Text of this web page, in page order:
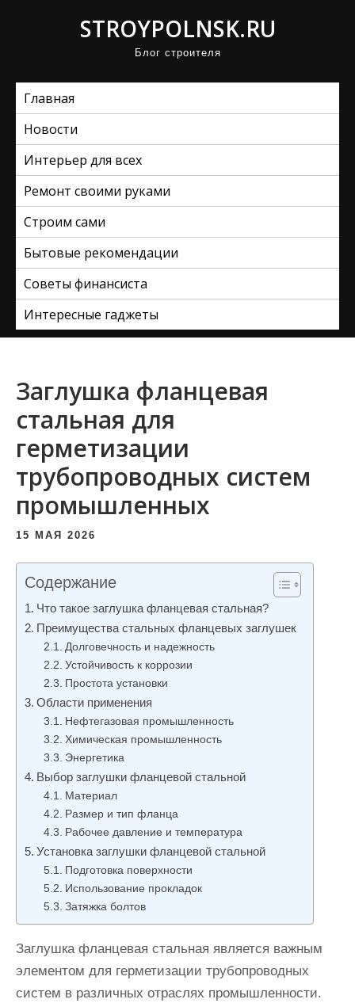
STROYPOLNSK.RU
Блог строителя
Главная
Новости
Интерьер для всех
Ремонт своими руками
Строим сами
Бытовые рекомендации
Советы финансиста
Интересные гаджеты
Заглушка фланцевая
стальная для
герметизации
трубопроводных систем
промышленных
15 МАЯ 2026
Содержание
Что такое заглушка фланцевая стальная?
Преимущества стальных фланцевых заглушек
Долговечность и надежность
Устойчивость к коррозии
Простота установки
Области применения
Нефтегазовая промышленность
Химическая промышленность
Энергетика
Выбор заглушки фланцевой стальной
Материал
Размер и тип фланца
Рабочее давление и температура
Установка заглушки фланцевой стальной
Подготовка поверхности
Использование прокладок
Затяжка болтов
Заглушка фланцевая стальная является важным
элементом для герметизации трубопроводных
систем в различных отраслях промышленности.